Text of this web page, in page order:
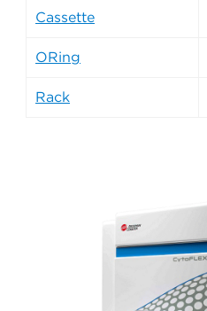
Cassette
ORing
Rack